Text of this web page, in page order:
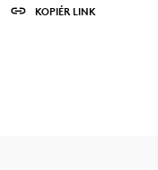
KOPIÉR LINK